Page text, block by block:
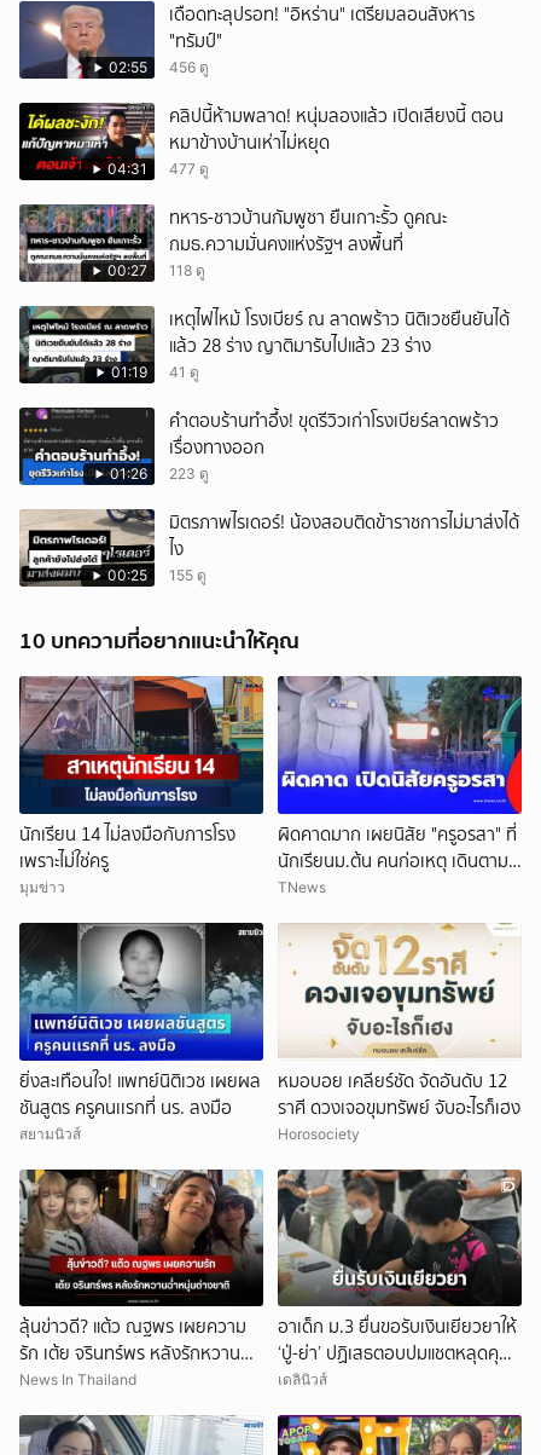
02:55
เดือดทะลุปรอท! "อิหร่าน" เตรียมลอuสังหาs
"ทรัมป์"
456 ดู
04:31
คลิปนี้ห้ามพลาด! หนุ่มลองแล้ว เปิดเสียงนี้ ตอน
หมาข้างบ้านเห่าไม่หยุด
477 ดู
00:27
ทหาร-ชาวบ้านกัมพูชา ยืนเกาะรั้ว ดูคณะ
กมธ.ความมั่นคงแห่งรัฐฯ ลงพื้นที่
118 ดู
01:19
เหตุไฟไหม้ โรงเบียร์ ณ ลาดพร้าว นิติเวชยืนยันได้
แล้ว 28 ร่าง ญาติมารับไปแล้ว 23 ร่าง
41 ดู
01:26
คำตอบร้านทำอึ้ง! ขุดรีวิวเก่าโรงเบียร์ลาดพร้าว
เรื่องทางออก
223 ดู
00:25
มิตรภาพไรเดอร์! น้องสอบติดข้าราชการไม่มาส่งได้
ไง
155 ดู
10 บทความที่อยากแนะนำให้คุณ
นักเรียน 14 ไม่ลงมือกับภารโรง
เพราะไม่ใช่ครู
มุมข่าว
ผิดคาดมาก เผยนิสัย "ครูอรสา" ที่
นักเรียนม.ต้น คนก่อเหตุ เดินตาม
หา
TNews
ยิ่งสะเทือนใจ! แพทย์นิติเวช เผยผล
ชันสูตร ครูคนเเรกที่ นร. ลงมือ
สยามนิวส์
หมอบอย เคลียร์ชัด จัดอันดับ 12
ราศี ดวงเจอขุมทรัพย์ จับอะไรก็เฮง
Horosociety
ลุ้นข่าวดี? แต้ว ณฐพร เผยความ
รัก เต้ย จรินทร์พร หลังรักหวานฉ่ำ
หนุ่มต่างชาติ
News In Thailand
อาเด็ก ม.3 ยื่นขอรับเงินเยียวยาให้
‘ปู่-ย่า’ ปฏิเสธตอบปมแชตหลุดคุย
แม่ ‘ถูกกลั่นแกล้ง’
เดลินิวส์